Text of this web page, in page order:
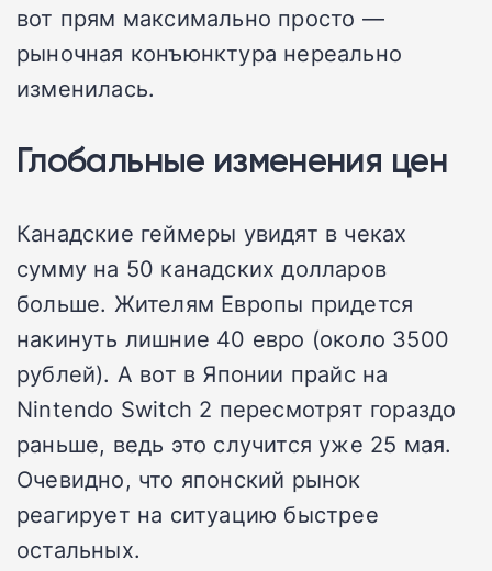
вот прям максимально просто —
рыночная конъюнктура нереально
изменилась.
Глобальные изменения цен
Канадские геймеры увидят в чеках
сумму на 50 канадских долларов
больше. Жителям Европы придется
накинуть лишние 40 евро (около 3500
рублей). А вот в Японии прайс на
Nintendo Switch 2 пересмотрят гораздо
раньше, ведь это случится уже 25 мая.
Очевидно, что японский рынок
реагирует на ситуацию быстрее
остальных.